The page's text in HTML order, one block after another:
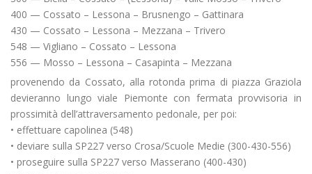
400 — Cossato – Lessona – Brusnengo – Gattinara
430 — Cossato – Lessona – Mezzana – Trivero
548 — Vigliano – Cossato – Lessona
556 — Mosso – Lessona – Casapinta – Mezzana
provenendo da Cossato, alla rotonda prima di piazza Graziola
devieranno lungo viale Piemonte con fermata provvisoria in
prossimità dell’attraversamento pedonale, per poi:
• effettuare capolinea (548)
• deviare sulla SP227 verso Crosa/Scuole Medie (300-430-556)
• proseguire sulla SP227 verso Masserano (400-430)